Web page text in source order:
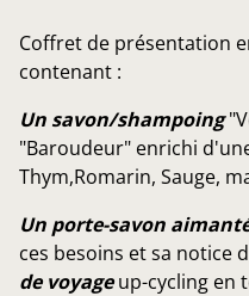
Coffret de présentation
contenant :
Un savon/shampoing
"Baroudeur" enrichi
Thym,Romarin, Sauge,
Un porte-savon
ces besoins et sa notice
de voyageup-cycling en